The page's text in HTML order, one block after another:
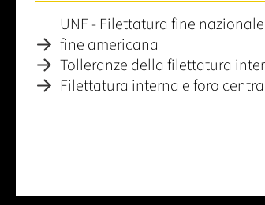
UNF - Filettatura fine
fine americana
Tolleranze della filettatura
Filettatura interna e foro